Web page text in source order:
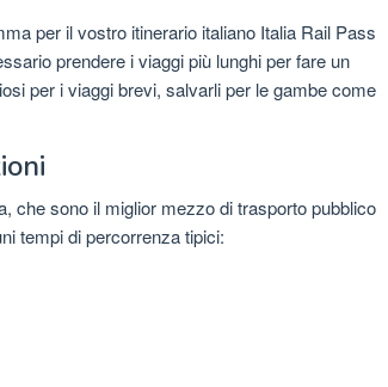
per il vostro itinerario italiano Italia Rail Pass
prendere i viaggi più lunghi per fare un
per i viaggi brevi, salvarli per le gambe come
che sono il miglior mezzo di trasporto pubblico
tempi di percorrenza tipici: